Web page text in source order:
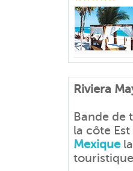
Riviera
Bande de
la côte
Mexique